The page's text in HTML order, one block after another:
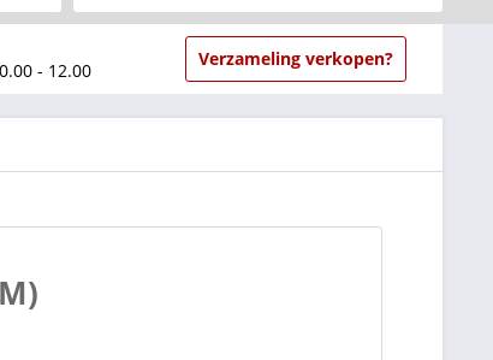
Via Multisafepay (veilig via SSL)
- 12.00
Verzameling verkopen?